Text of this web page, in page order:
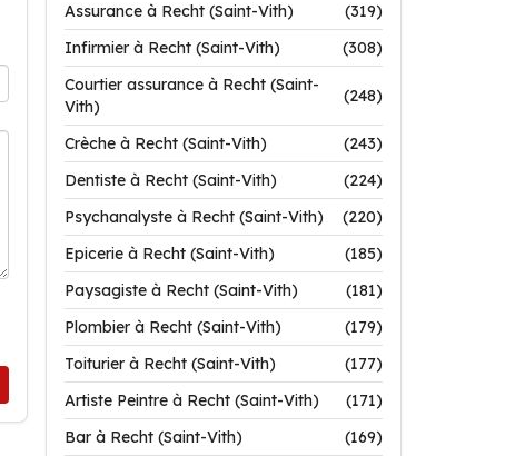
Assurance à Recht (Saint-Vith)
(319)
Infirmier à Recht (Saint-Vith)
(308)
Courtier assurance à Recht (Saint-
Vith)
(248)
Crèche à Recht (Saint-Vith)
(243)
Dentiste à Recht (Saint-Vith)
(224)
Psychanalyste à Recht (Saint-Vith)
(220)
Epicerie à Recht (Saint-Vith)
(185)
Paysagiste à Recht (Saint-Vith)
(181)
Plombier à Recht (Saint-Vith)
(179)
Toiturier à Recht (Saint-Vith)
(177)
Artiste Peintre à Recht (Saint-Vith)
(171)
Bar à Recht (Saint-Vith)
(169)